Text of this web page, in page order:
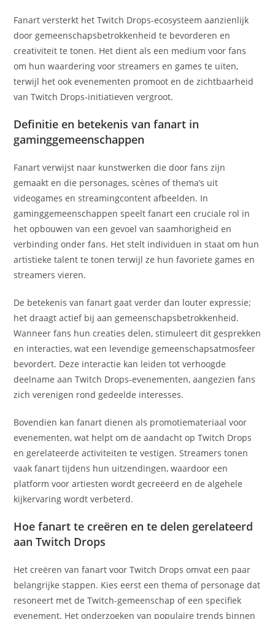
Fanart versterkt het Twitch Drops-ecosysteem aanzienlijk
door gemeenschapsbetrokkenheid te bevorderen en
creativiteit te tonen. Het dient als een medium voor fans
om hun waardering voor streamers en games te uiten,
terwijl het ook evenementen promoot en de zichtbaarheid
van Twitch Drops-initiatieven vergroot.
Definitie en betekenis van fanart in
gaminggemeenschappen
Fanart verwijst naar kunstwerken die door fans zijn
gemaakt en die personages, scènes of thema’s uit
videogames en streamingcontent afbeelden. In
gaminggemeenschappen speelt fanart een cruciale rol in
het opbouwen van een gevoel van saamhorigheid en
verbinding onder fans. Het stelt individuen in staat om hun
artistieke talent te tonen terwijl ze hun favoriete games en
streamers vieren.
De betekenis van fanart gaat verder dan louter expressie;
het draagt actief bij aan gemeenschapsbetrokkenheid.
Wanneer fans hun creaties delen, stimuleert dit gesprekken
en interacties, wat een levendige gemeenschapsatmosfeer
bevordert. Deze interactie kan leiden tot verhoogde
deelname aan Twitch Drops-evenementen, aangezien fans
zich verenigen rond gedeelde interesses.
Bovendien kan fanart dienen als promotiemateriaal voor
evenementen, wat helpt om de aandacht op Twitch Drops
en gerelateerde activiteiten te vestigen. Streamers tonen
vaak fanart tijdens hun uitzendingen, waardoor een
platform voor artiesten wordt gecreëerd en de algehele
kijkervaring wordt verbeterd.
Hoe fanart te creëren en te delen gerelateerd
aan Twitch Drops
Het creëren van fanart voor Twitch Drops omvat een paar
belangrijke stappen. Kies eerst een thema of personage dat
resoneert met de Twitch-gemeenschap of een specifiek
evenement. Het onderzoeken van populaire trends binnen